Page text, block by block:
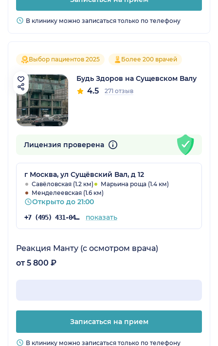
В клинику можно записаться только по телефону
Выбор пациентов 2025 Более 200 врачей
Будь Здоров на Сущевском Валу
4.5 271 отзыв
Лицензия проверена
г Москва, ул Сущёвский Вал, д 12
Савёловская (1.2 км)
Марьина роща (1.4 км)
Менделеевская (1.6 км)
Открыто до 21:00
+7 (495) 431-04-73 показать
Реакция Манту (с осмотром врача)
от 5 800 ₽
Записаться на прием
В клинику можно записаться только по телефону